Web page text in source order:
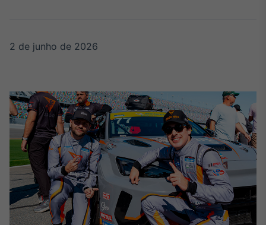
Broadcast
White Label
Plataforma para
conteúdos
personalizados
Soluções de Dados
e Conteúdos
Broadcast
2 de junho de 2026